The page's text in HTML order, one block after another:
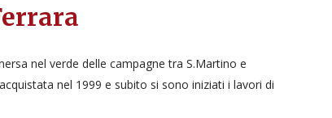
nel verde delle campagne tra S.Martino e
nel 1999 e subito si sono iniziati i lavori di